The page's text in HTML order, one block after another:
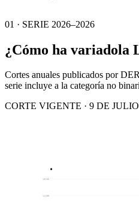
01 · SERIE 2026–2026
¿Cómo ha variadola
Cortes anuales publicados por
serie incluye a la categoría no
CORTE VIGENTE · 9 DE
12,508
14,542